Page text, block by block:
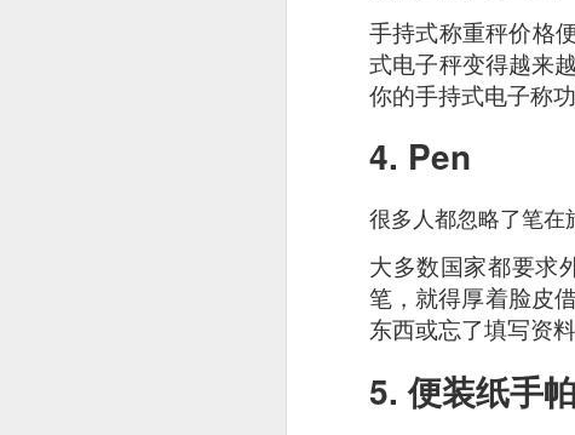
手持式称重秤价格
式电子秤变得越来
你的手持式电子称
4. Pen
很多人都忽略了笔在
大多数国家都要求
笔，就得厚着脸皮
东西或忘了填写资
5. 便装纸手帕
As a Singaporean, I’ll
done. The sea bass
version of our iconic
tangy flavor.